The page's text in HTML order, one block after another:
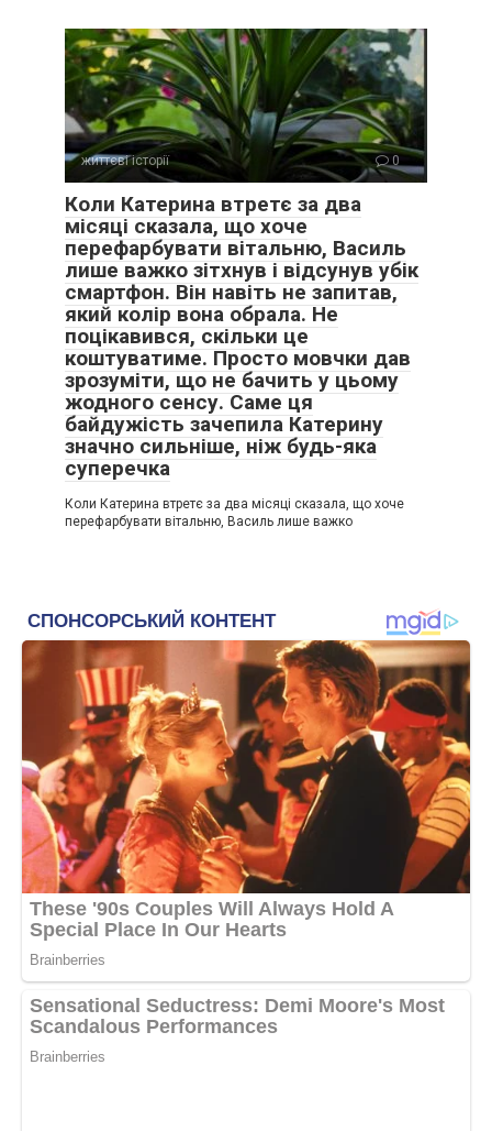
життєві історії 0
Коли Катерина втретє за два
місяці сказала, що хоче
перефарбувати вітальню, Василь
лише важко зітхнув і відсунув убік
смартфон. Він навіть не запитав,
який колір вона обрала. Не
поцікавився, скільки це
коштуватиме. Просто мовчки дав
зрозуміти, що не бачить у цьому
жодного сенсу. Саме ця
байдужість зачепила Катерину
значно сильніше, ніж будь-яка
суперечка
Коли Катерина втретє за два місяці сказала, що хоче
перефарбувати вітальню, Василь лише важко